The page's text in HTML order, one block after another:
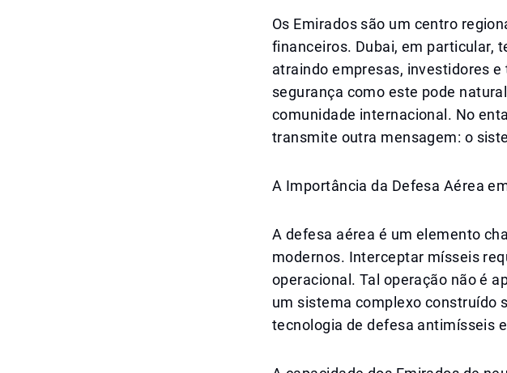
Os Emirados são um centro
financeiros. Dubai, em particular,
atraindo empresas, investidores
segurança como este pode
comunidade internacional. No
transmite outra mensagem: o
A Importância da Defesa Aérea
A defesa aérea é um elemento
modernos. Interceptar mísseis
operacional. Tal operação não é
um sistema complexo construído
tecnologia de defesa antimísseis